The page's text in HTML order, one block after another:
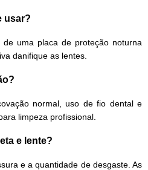
usar?
uma placa de proteção noturna
danifique as lentes.
normal, uso de fio dental e
limpeza profissional.
e lente?
e a quantidade de desgaste. As